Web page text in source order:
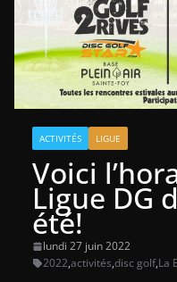
ACTIVITÉS LIGUE
Voici
Ligue DG
été!
lundi 27 juin 2022
2022,activités,disc golf,La